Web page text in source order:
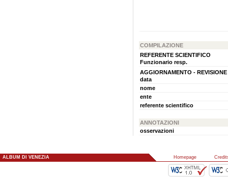
COMPILAZIONE
REFERENTE SCIENTIFICO
Funzionario resp.
AGGIORNAMENTO - REVISIONE
data
nome
ente
referente scientifico
ANNOTAZIONI
osservazioni
ALBUM DI VENEZIA Homepage